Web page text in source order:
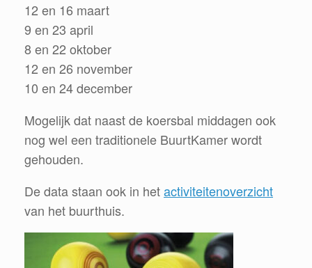
12 en 16 maart
9 en 23 april
8 en 22 oktober
12 en 26 november
10 en 24 december
Mogelijk dat naast de koersbal middagen ook
nog wel een traditionele BuurtKamer wordt
gehouden.
De data staan ook in hetactiviteitenoverzicht
van het buurthuis.